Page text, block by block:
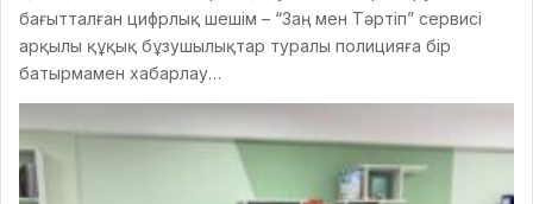
бағытталған цифрлық шешім – “Заң мен Тәртіп” сервисі
арқылы құқық бұзушылықтар туралы полицияға бір
батырмамен хабарлау…